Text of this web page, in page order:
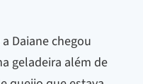
Daiane chegou
geladeira além de